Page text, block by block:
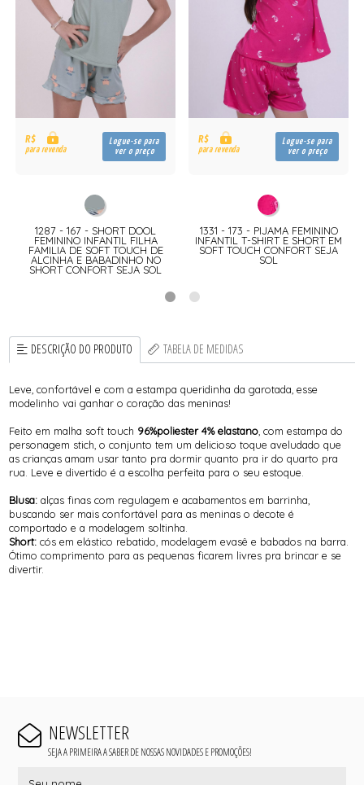
R$
para revenda
Logue-se para
ver o preço
1287 - 167 - SHORT DOOL
FEMININO INFANTIL FILHA
FAMILIA DE SOFT TOUCH DE
ALCINHA E BABADINHO NO
SHORT CONFORT SEJA SOL
R$
para revenda
Logue-se para
ver o preço
1331 - 173 - PIJAMA FEMININO
INFANTIL T-SHIRT E SHORT EM
SOFT TOUCH CONFORT SEJA
SOL
DESCRIÇÃO DO PRODUTO TABELA DE MEDIDAS
Leve, confortável e com a estampa queridinha da garotada, esse
modelinho vai ganhar o coração das meninas!
Feito em malha soft touch 96%poliester 4% elastano , com estampa do
personagem stich, o conjunto tem um delicioso toque aveludado que
as crianças amam usar tanto pra dormir quanto pra ir do quarto pra
rua. Leve e divertido é a escolha perfeita para o seu estoque.
Blusa: alças finas com regulagem e acabamentos em barrinha,
buscando ser mais confortável para as meninas o decote é
comportado e a modelagem soltinha.
Short: cós em elástico rebatido, modelagem evasê e babados na barra.
Ótimo comprimento para as pequenas ficarem livres pra brincar e se
divertir.
NEWSLETTER
SEJA A PRIMEIRA A SABER DE NOSSAS NOVIDADES E PROMOÇÕES!